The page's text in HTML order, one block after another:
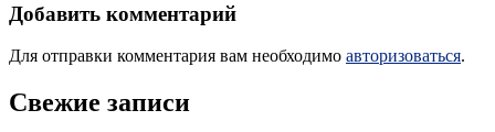
Добавить комментарий
Для отправки комментария вам необходимо авторизоваться.
Свежие записи